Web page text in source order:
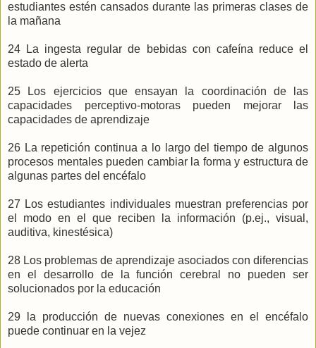
estudiantes estén cansados durante las primeras clases de
la mañana
24 La ingesta regular de bebidas con cafeína reduce el
estado de alerta
25 Los ejercicios que ensayan la coordinación de las
capacidades perceptivo-motoras pueden mejorar las
capacidades de aprendizaje
26 La repetición continua a lo largo del tiempo de algunos
procesos mentales pueden cambiar la forma y estructura de
algunas partes del encéfalo
27 Los estudiantes individuales muestran preferencias por
el modo en el que reciben la información (p.ej., visual,
auditiva, kinestésica)
28 Los problemas de aprendizaje asociados con diferencias
en el desarrollo de la función cerebral no pueden ser
solucionados por la educación
29 la producción de nuevas conexiones en el encéfalo
puede continuar en la vejez